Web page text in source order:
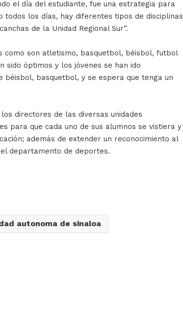
el día del estudiante, fue una estrategia para
los días, hay diferentes tipos de disciplinas
de la Unidad Regional Sur”.
son atletismo, basquetbol, béisbol, futbol
sido óptimos y los jóvenes se han ido
béisbol, basquetbol, y se espera que tenga un
directores de las diversas unidades
para que cada uno de sus alumnos se vistiera y
además de extender un reconocimiento al
departamento de deportes.
autonoma de sinaloa